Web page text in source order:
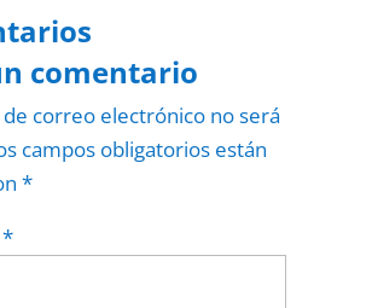
comentario
correo electrónico no será
campos obligatorios están
*
*